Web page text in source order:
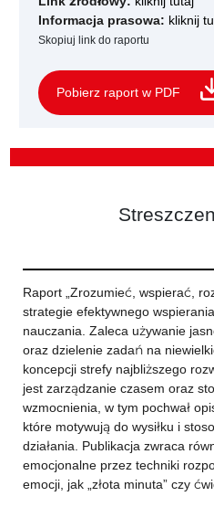
Informacja prasowa: kliknij
Skopiuj link do raportu
Pobierz raport w PDF
Raport „Zrozumieć, wspierać,
strategie efektywnego
nauczania. Zaleca używanie
oraz dzielenie zadań na
koncepcji strefy najbliższego
jest zarządzanie czasem oraz
wzmocnienia, w tym pochwał
które motywują do wysiłku i
działania. Publikacja zwraca
emocjonalne przez techniki
emocji, jak „złota minuta” czy